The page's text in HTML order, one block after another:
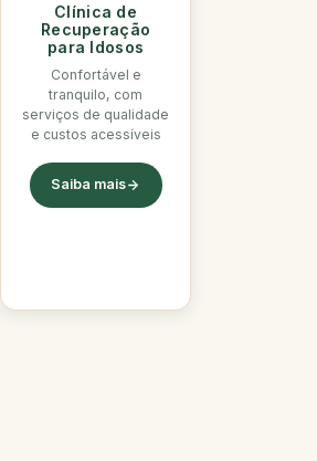
Clínica de
Recuperação
para Idosos
Confortável e
tranquilo, com
serviços de qualidade
e custos acessíveis
Saiba mais